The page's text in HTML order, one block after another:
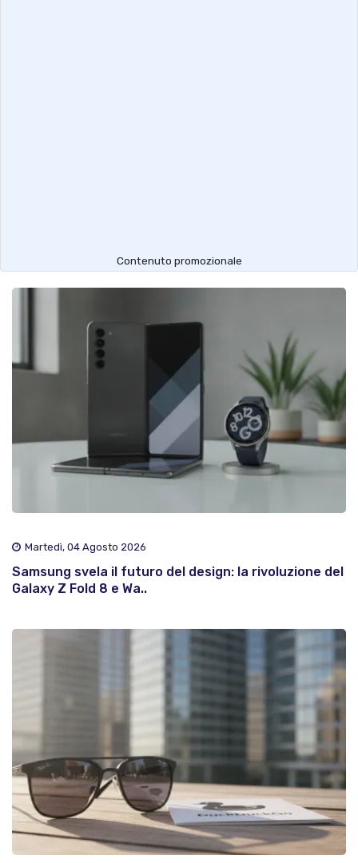
Contenuto promozionale
Martedì, 04 Agosto 2026
Samsung svela il futuro del design: la rivoluzione del
Galaxy Z Fold 8 e Wa..